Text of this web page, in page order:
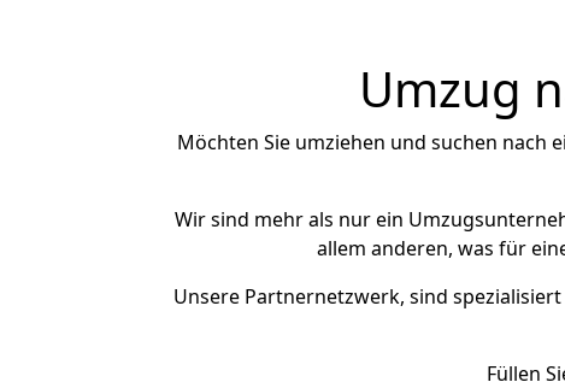
Umzug
Möchten Sie umziehen und suchen nach
Wir sind mehr als nur ein
allem anderen, was für
Unsere Partnernetzwerk, sind
Füllen